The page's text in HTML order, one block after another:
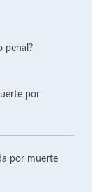
penal?
por
por muerte